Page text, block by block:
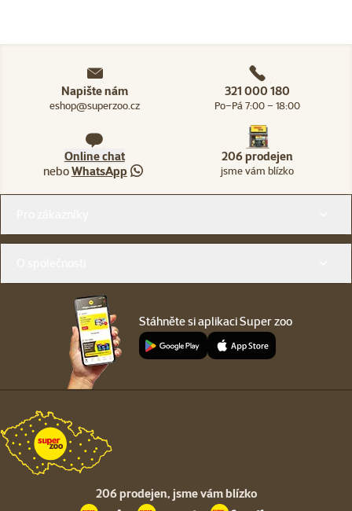
Napište nám
eshop@superzoo.cz
321 000 180
Po–Pá 7:00 – 18:00
Online chat
neboWhatsApp
206 prodejen
jsme vám blízko
Stáhněte si aplikaci Super zoo
206 prodejen, jsme vám blízko